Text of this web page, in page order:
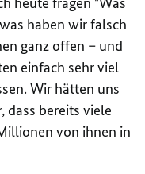
haben wir falsch
ganz offen – und
einfach sehr viel
Wir hätten uns
dass bereits viele
von ihnen in